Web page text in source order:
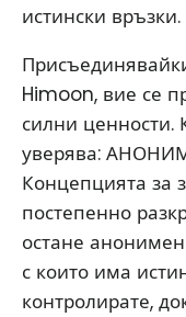
истински връзки.
Himoon, вие се
силни ценности.
уверява:
Концепцията за
постепенно
остане
с които има
контролирате,